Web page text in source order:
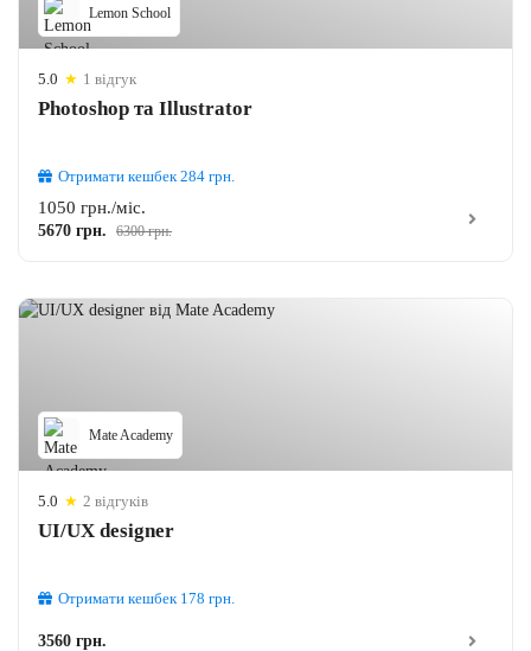
Lemon School
5.0 ★ 1 відгук
Photoshop та Illustrator
Отримати кешбек284 грн.
1050 грн./міс.
5670 грн. 6300 грн.
Mate Academy
5.0 ★ 2 відгуків
UI/UX designer
Отримати кешбек 178 грн.
3560 грн.